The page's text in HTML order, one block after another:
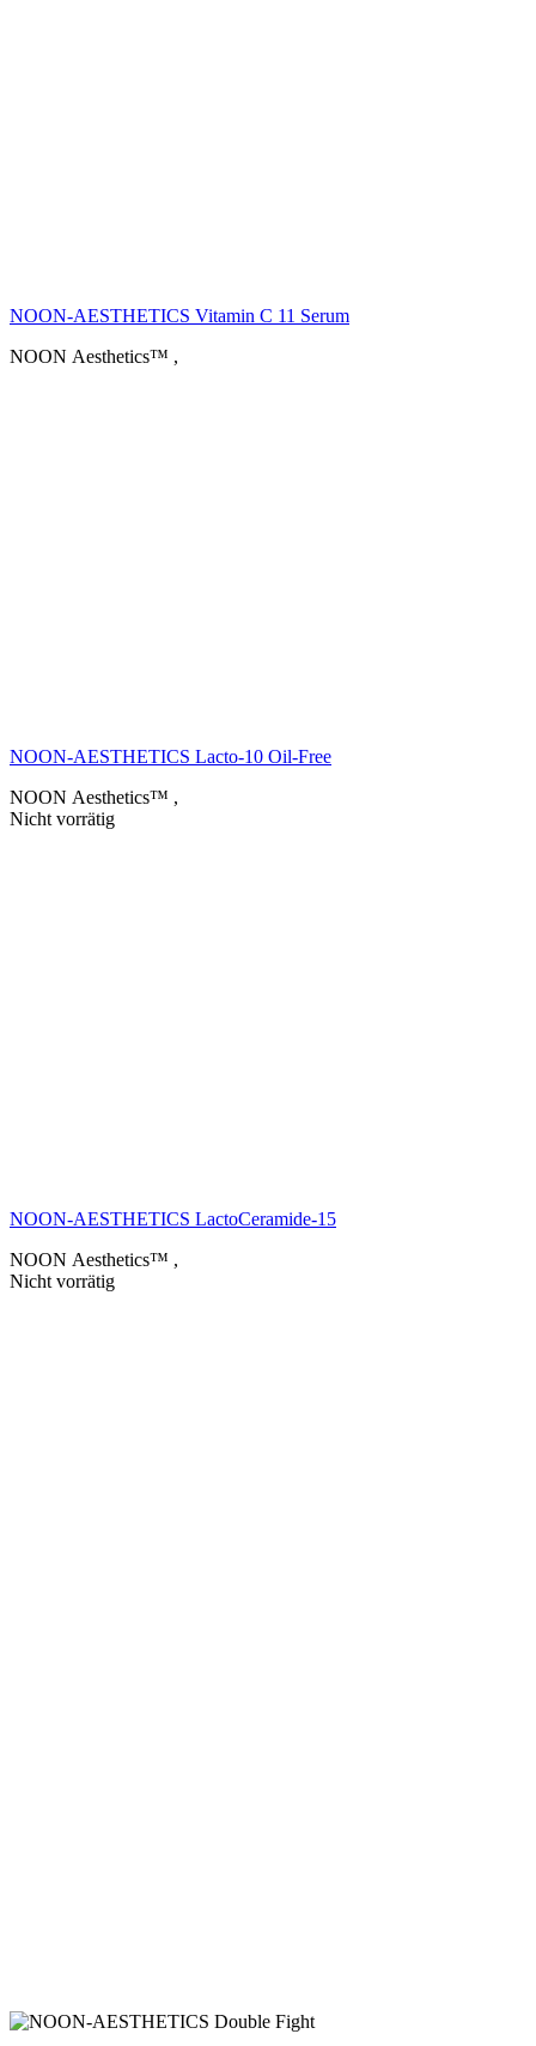
NOON-AESTHETICS Vitamin C 11 Serum
NOON Aesthetics™ ,
NOON-AESTHETICS Lacto-10 Oil-Free
NOON Aesthetics™ ,
Nicht vorrätig
NOON-AESTHETICS LactoCeramide-15
NOON Aesthetics™ ,
Nicht vorrätig